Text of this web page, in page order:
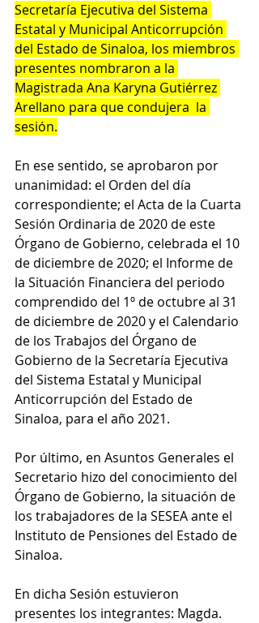
Secretaría Ejecutiva del Sistema
Estatal y Municipal Anticorrupción
del Estado de Sinaloa, los miembros
presentes nombraron a la
Magistrada Ana Karyna Gutiérrez
Arellano para que condujera  la
sesión.
En ese sentido, se aprobaron por
unanimidad: el Orden del día
correspondiente; el Acta de la Cuarta
Sesión Ordinaria de 2020 de este
Órgano de Gobierno, celebrada el 10
de diciembre de 2020; el Informe de
la Situación Financiera del periodo
comprendido del 1º de octubre al 31
de diciembre de 2020 y el Calendario
de los Trabajos del Órgano de
Gobierno de la Secretaría Ejecutiva
del Sistema Estatal y Municipal
Anticorrupción del Estado de
Sinaloa, para el año 2021.
Por último, en Asuntos Generales el
Secretario hizo del conocimiento del
Órgano de Gobierno, la situación de
los trabajadores de la SESEA ante el
Instituto de Pensiones del Estado de
Sinaloa.
En dicha Sesión estuvieron
presentes los integrantes: Magda.